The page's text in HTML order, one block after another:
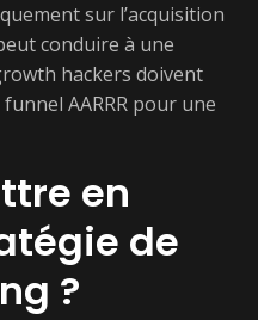
sur l’acquisition
conduire à une
hackers doivent
AARRR pour une
en
de
?